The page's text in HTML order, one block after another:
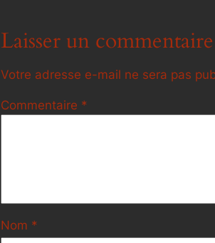
Laisser un commentaire
Votre adresse e-mail ne sera pas
Commentaire *
Nom *